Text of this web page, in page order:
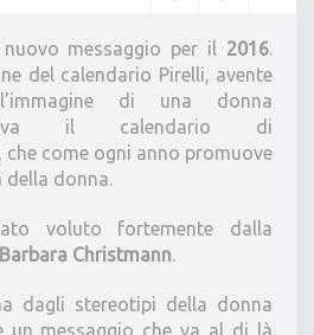
messaggio per il 2016.
del calendario Pirelli, avente
di una donna
il calendario di
che come ogni anno promuove
della donna.
voluto fortemente dalla
Barbara Christmann.
dagli stereotipi della donna
un messaggio che va al di là